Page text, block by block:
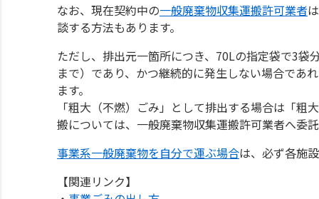
なお、現在契約中の一般廃棄物収集運搬許可業者
談する方法もあります。
ただし、排出元一箇所につき、70Lの指定袋で3
まで）であり、かつ継続的に発生しない場合であ
ます。
「粗大（不燃）ごみ」として排出する場合は「
搬については、一般廃棄物収集運搬許可業者へ委
事業系一般廃棄物を自分で運ぶ場合は、必ず各施
【関連リンク】